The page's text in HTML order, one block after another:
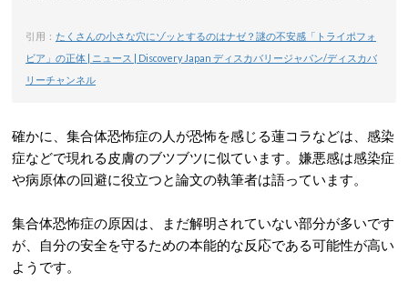
引用： たくさんの小さな穴にゾッとするのはナゼ？謎の不安感「トライポフォ
ビア」の正体 | ニュース | Discovery Japan ディスカバリージャパン/ディスカバ
リーチャンネル
確かに、集合体恐怖症の人が恐怖を感じる蓮コラなどは、感染
症などで現れる皮膚のブツブツに似ています。嫌悪感は感染症
や病原体の回避に役立つと論文の執筆者は語っています。
集合体恐怖症の原因は、まだ解明されていない部分が多いです
が、自分の安全を守るための本能的な反応である可能性が高い
ようです。